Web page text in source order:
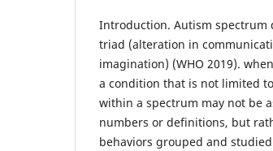
Introduction. Autism spectrum
triad (alteration in
imagination) (WHO 2019).
a condition that is not limited
within a spectrum may not be
numbers or definitions, but
behaviors grouped and